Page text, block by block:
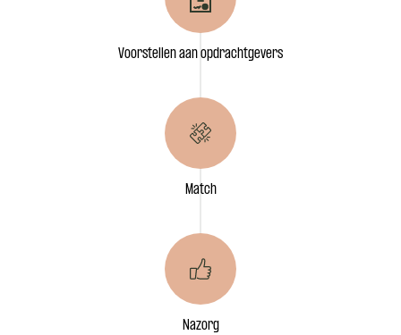
Voorstellen aan opdrachtgevers
Match
Nazorg